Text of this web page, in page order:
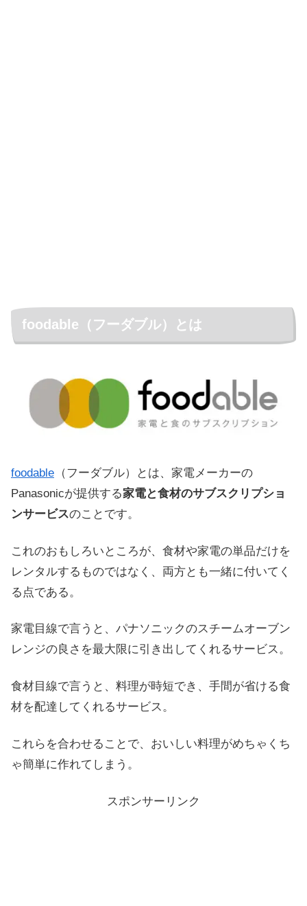
foodable（フーダブル）とは
foodable （フーダブル）とは、家電メーカーの
Panasonicが提供する家電と食材のサブスクリプショ
ンサービスのことです。
これのおもしろいところが、食材や家電の単品だけを
レンタルするものではなく、両方とも一緒に付いてく
る点である。
家電目線で言うと、パナソニックのスチームオーブン
レンジの良さを最大限に引き出してくれるサービス。
食材目線で言うと、料理が時短でき、手間が省ける食
材を配達してくれるサービス。
これらを合わせることで、おいしい料理がめちゃくち
ゃ簡単に作れてしまう。
スポンサーリンク